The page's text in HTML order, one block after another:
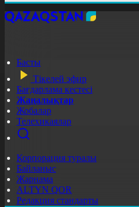
Басты
Тікелей эфир
Бағдарлама кестесі
Жаңалықтар
Жобалар
Телехикаялар
Корпорация туралы
Байланыс
Жарнама
ALTYN QOR
Редакция стандарты